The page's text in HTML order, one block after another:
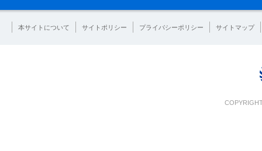
本サイトについて サイトポリシー プライバシーポリシー サイトマップ